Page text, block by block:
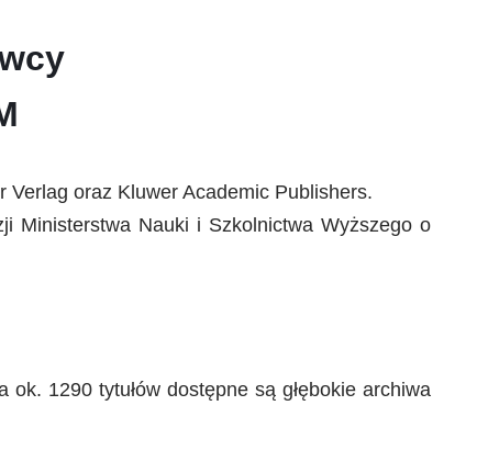
Verlag oraz Kluwer Academic Publishers.
Ministerstwa Nauki i Szkolnictwa Wyższego o
1290 tytułów dostępne są głębokie archiwa